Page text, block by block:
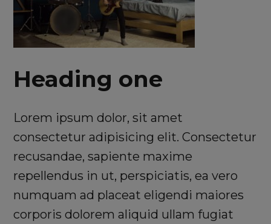
Heading one
Lorem ipsum dolor, sit amet
consectetur adipisicing elit. Consectetur
recusandae, sapiente maxime
repellendus in ut, perspiciatis, ea vero
numquam ad placeat eligendi maiores
corporis dolorem aliquid ullam fugiat